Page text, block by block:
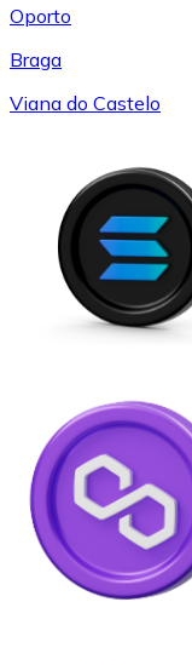
Oporto
Braga
Viana do Castelo